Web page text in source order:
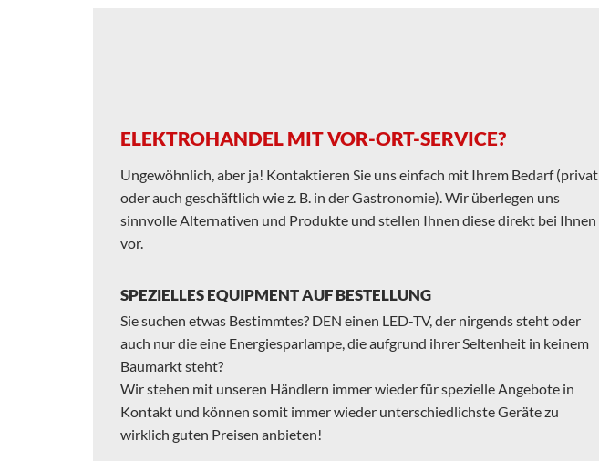
ELEKTROHANDEL MIT VOR-ORT-SERVICE?
Ungewöhnlich, aber ja! Kontaktieren Sie uns einfach mit Ihrem Bedarf (privat
oder auch geschäftlich wie z. B. in der Gastronomie). Wir überlegen uns
sinnvolle Alternativen und Produkte und stellen Ihnen diese direkt bei Ihnen
vor.
SPEZIELLES EQUIPMENT AUF BESTELLUNG
Sie suchen etwas Bestimmtes? DEN einen LED-TV, der nirgends steht oder
auch nur die eine Energiesparlampe, die aufgrund ihrer Seltenheit in keinem
Baumarkt steht?
Wir stehen mit unseren Händlern immer wieder für spezielle Angebote in
Kontakt und können somit immer wieder unterschiedlichste Geräte zu
wirklich guten Preisen anbieten!